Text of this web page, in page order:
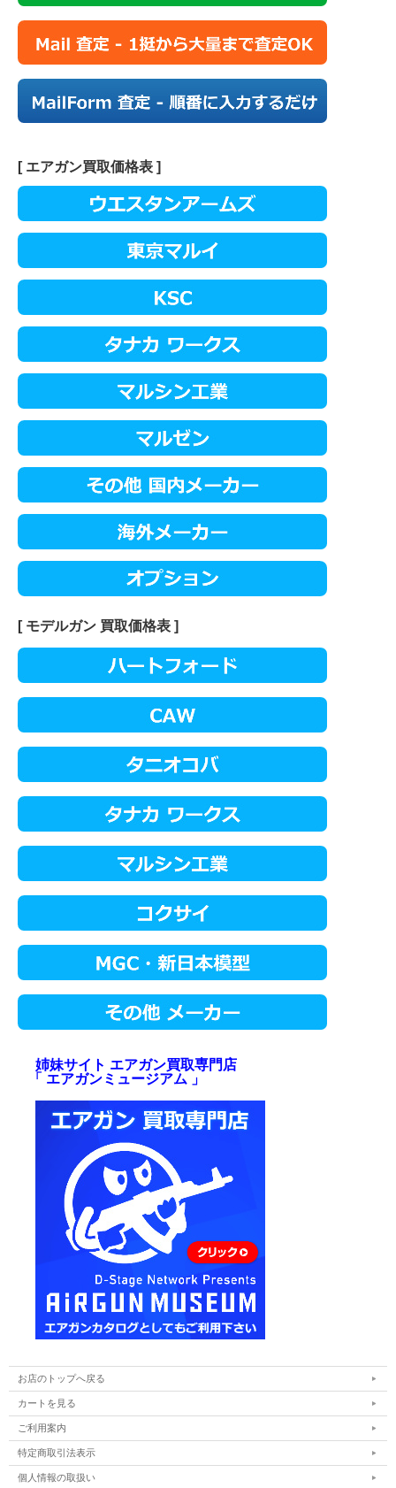
[ エアガン買取価格表 ]
[ モデルガン 買取価格表 ]
姉妹サイト エアガン買取専門店
「 エアガンミュージアム 」
お店のトップへ戻る
カートを見る
ご利用案内
特定商取引法表示
個人情報の取扱い